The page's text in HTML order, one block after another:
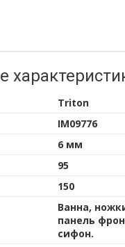
Triton
IM09776
6 мм
95
150
Ванна,
панель
сифон.